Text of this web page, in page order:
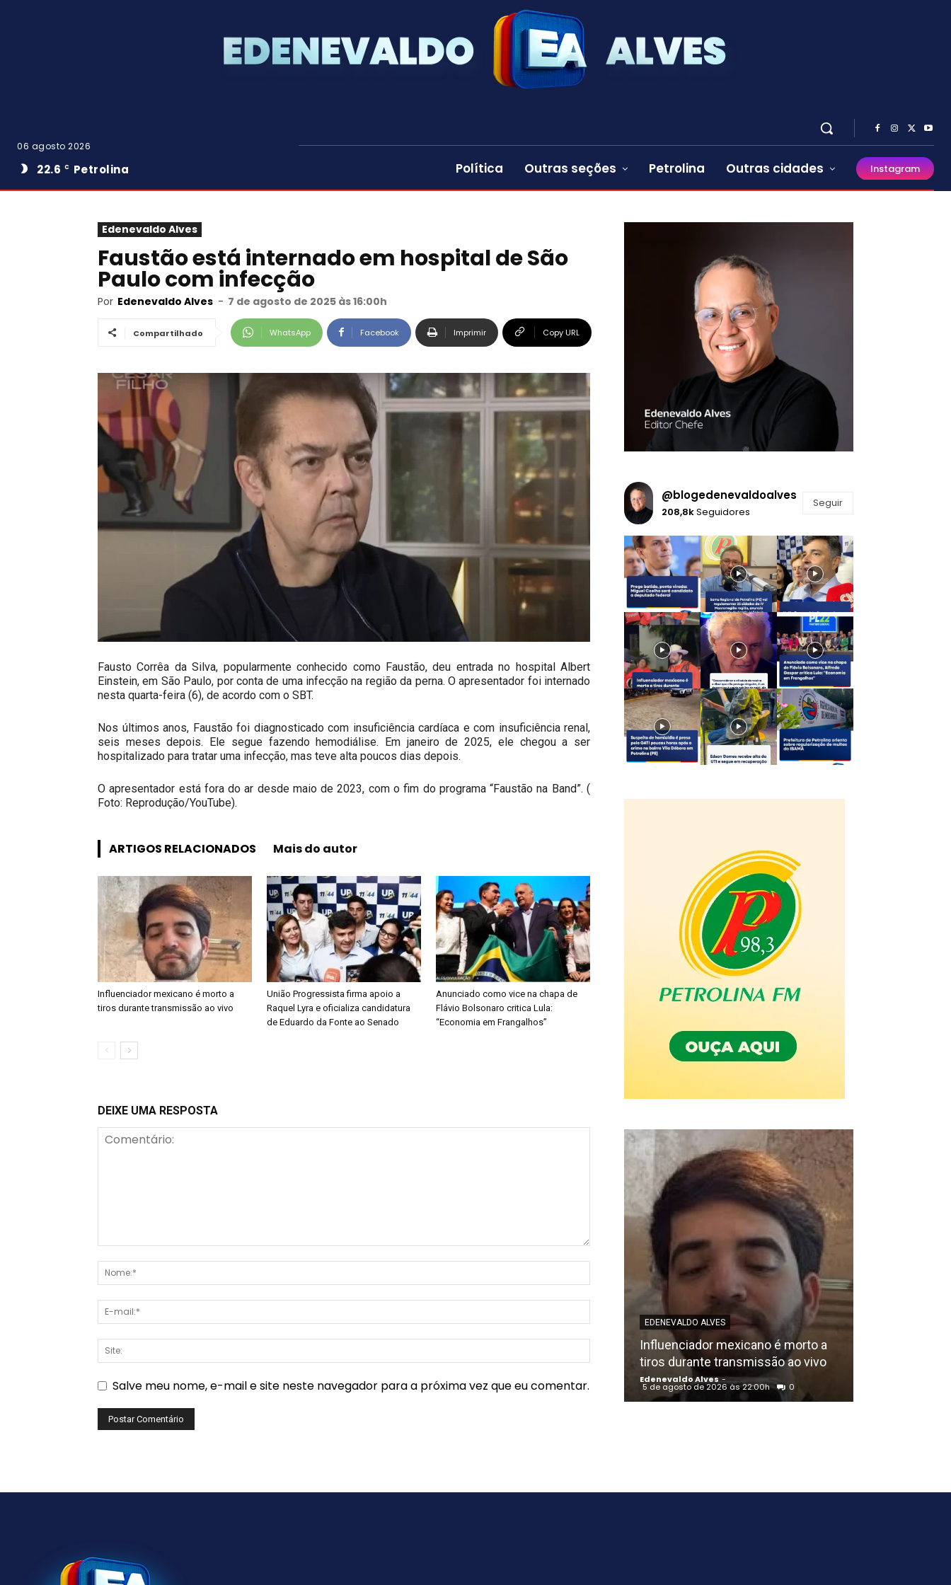
06 agosto 2026
22.6 C Petrolina Política Outras seções Petrolina Outras cidades Instagram
Edenevaldo Alves
Faustão está internado em hospital de São
Paulo com infecção
Por Edenevaldo Alves - 7 de agosto de 2025 às 16:00h
Compartilhado WhatsApp Facebook Imprimir Copy URL
Fausto Corrêa da Silva, popularmente conhecido como Faustão, deu entrada no hospital Albert
Einstein, em São Paulo, por conta de uma infecção na região da perna. O apresentador foi internado
nesta quarta-feira (6), de acordo com o SBT.
Nos últimos anos, Faustão foi diagnosticado com insuficiência cardíaca e com insuficiência renal,
seis meses depois. Ele segue fazendo hemodiálise. Em janeiro de 2025, ele chegou a ser
hospitalizado para tratar uma infecção, mas teve alta poucos dias depois.
O apresentador está fora do ar desde maio de 2023, com o fim do programa “Faustão na Band”. (
Foto: Reprodução/YouTube).
ARTIGOS RELACIONADOS Mais do autor
Influenciador mexicano é morto a
tiros durante transmissão ao vivo
União Progressista firma apoio a
Raquel Lyra e oficializa candidatura
de Eduardo da Fonte ao Senado
Anunciado como vice na chapa de
Flávio Bolsonaro critica Lula:
“Economia em Frangalhos”
DEIXE UMA RESPOSTA
Salve meu nome, e-mail e site neste navegador para a próxima vez que eu comentar.
@blogedenevaldoalves
208,8kSeguidores
Seguir
EDENEVALDO ALVES
Influenciador mexicano é morto a
tiros durante transmissão ao vivo
Edenevaldo Alves -
5 de agosto de 2026 às 22:00h 0